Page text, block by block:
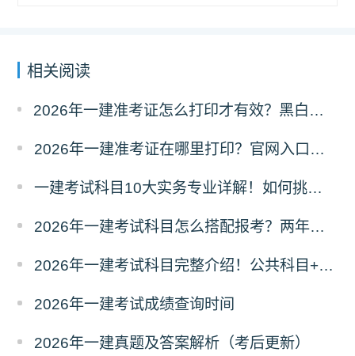
相关阅读
2026年一建准考证怎么打印才有效？黑白彩打有区别吗？
2026年一建准考证在哪里打印？官网入口是什么？
一建考试科目10大实务专业详解！如何挑选？
2026年一建考试科目怎么搭配报考？两年滚动
2026年一建考试科目完整介绍！公共科目+专业科目
2026年一建考试成绩查询时间
2026年一建真题及答案解析（考后更新）